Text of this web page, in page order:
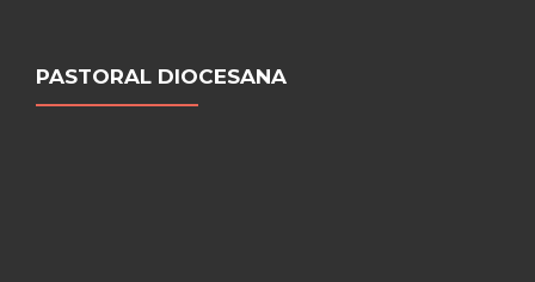
PASTORAL DIOCESANA